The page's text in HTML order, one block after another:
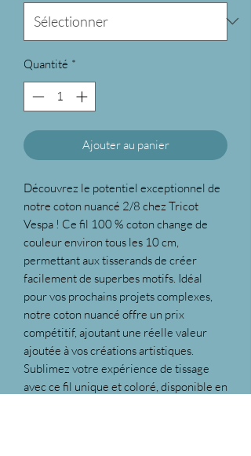
Quantité *
Ajouter au panier
Découvrez le potentiel exceptionnel de
notre coton nuancé 2/8 chez Tricot
Vespa ! Ce fil 100 % coton change de
couleur environ tous les 10 cm,
permettant aux tisserands de créer
facilement de superbes motifs. Idéal
pour vos prochains projets complexes,
notre coton nuancé offre un prix
compétitif, ajoutant une réelle valeur
ajoutée à vos créations artistiques.
Sublimez votre expérience de tissage
avec ce fil unique et coloré, disponible en